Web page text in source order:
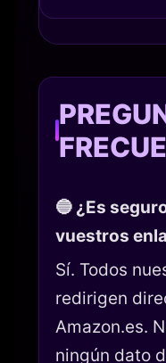
🔵 ¿Es
vuestros
Sí. Todos
redirigen
Amazon.es.
ningún dato